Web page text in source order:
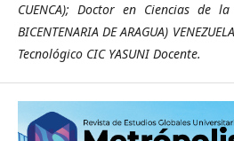
CUENCA); Doctor en Ciencias de la
BICENTENARIA DE ARAGUA)
Tecnológico CIC YASUNI Docente.